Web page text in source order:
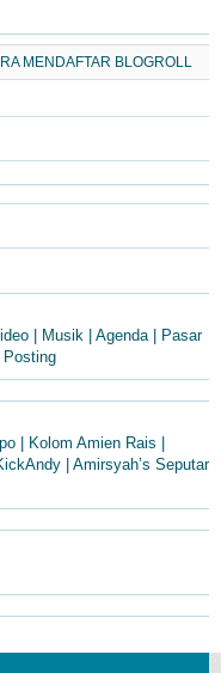
MENDAFTAR BLOGROLL
| Musik | Agenda | Pasar
Posting
| Kolom Amien Rais |
| Amirsyah’s Seputar